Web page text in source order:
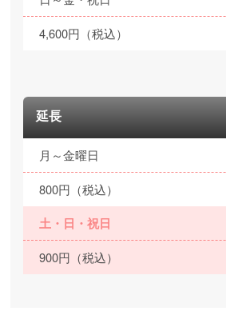
4,600円（税込）
延長
月～金曜日
800円（税込）
土・日・祝日
900円（税込）